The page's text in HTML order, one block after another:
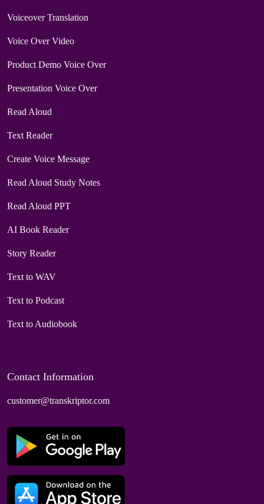
Voiceover Translation
Voice Over Video
Product Demo Voice Over
Presentation Voice Over
Read Aloud
Text Reader
Create Voice Message
Read Aloud Study Notes
Read Aloud PPT
AI Book Reader
Story Reader
Text to WAV
Text to Podcast
Text to Audiobook
Contact Information
customer@transkriptor.com